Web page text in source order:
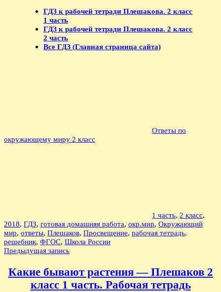
ГДЗ к рабочей тетради Плешакова. 2 класс
1 часть
ГДЗ к рабочей тетради Плешакова. 2 класс
2 часть
Все ГДЗ (Главная страница сайта)
Ответы по
окружающему миру 2 класс
1 часть, 2 класс,
2018, ГДЗ, готовая домашняя работа, окр.мир, Окружающий
мир, ответы, Плешаков, Просвещение, рабочая тетрадь,
решебник, ФГОС, Школа России
Навигация
записям
Предыдущая запись
Какие бывают растения — Плешаков 2
класс 1 часть. Рабочая тетрадь